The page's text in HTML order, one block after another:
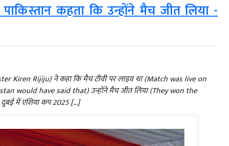
कहता कि उन्होंने मैच जीत लिया -
Kiren Rijiju) ने कहा कि मैच टीवी पर लाइव था (Match was live on
would have said that) उन्होंने मैच जीत लिया (They won the
दुबई में एशिया कप 2025 […]